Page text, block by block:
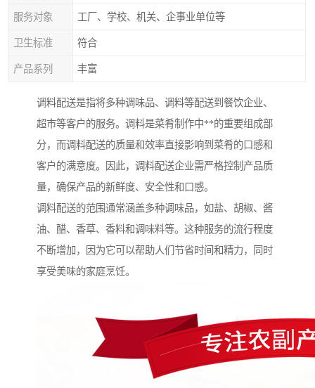
服务对象 工厂、学校、机关、企事业单位等
卫生标准 符合
产品系列 丰富
调料配送是指将多种调味品、调料等配送到餐饮企业、
超市等客户的服务。调料是菜肴制作中**的重要组成部
分，而调料配送的质量和效率直接影响到菜肴的口感和
客户的满意度。因此，调料配送企业需严格控制产品质
量，确保产品的新鲜度、安全性和口感。
调料配送的范围通常涵盖多种调味品，如盐、胡椒、酱
油、醋、香草、香料和调味料等。这种服务的流行程度
不断增加，因为它可以帮助人们节省时间和精力，同时
享受美味的家庭烹饪。